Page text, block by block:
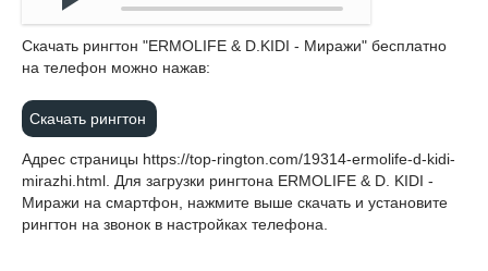
Cкачать рингтон "ERMOLIFE & D.KIDI - Миражи" бесплатно
на телефон можно нажав:
Скачать рингтон
Адрес страницы https://top-rington.com/19314-ermolife-d-kidi-
mirazhi.html . Для загрузки рингтона ERMOLIFE & D. KIDI -
Миражи на смартфон, нажмите выше скачать и установите
рингтон на звонок в настройках телефона.